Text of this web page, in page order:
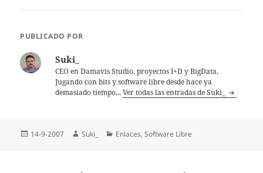
PUBLICADO POR
Suki_
CEO en Damavis Studio, proyectos I+D y BigData.
Jugando con bits y software libre desde hace ya
demasiado tiempo...Ver todas las entradas de Suki_
Publicado
14-9-2007 Autor
Suki_ Categorías
Enlaces,Software Libre